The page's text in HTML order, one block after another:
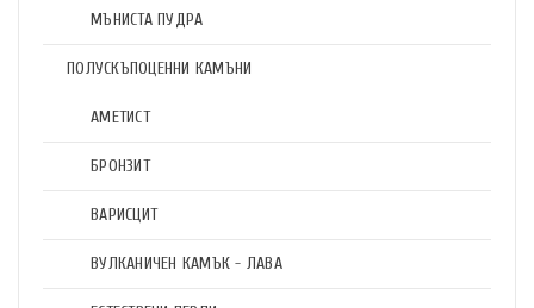
МЪНИСТА ПУДРА
ПОЛУСКЪПОЦЕННИ КАМЪНИ
АМЕТИСТ
БРОНЗИТ
ВАРИСЦИТ
ВУЛКАНИЧЕН КАМЪК - ЛАВА